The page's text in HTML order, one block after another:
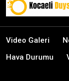
Video Galeri
Hava Durumu